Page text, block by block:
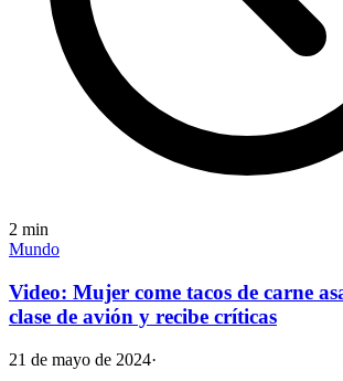
2 min
Mundo
Video: Mujer come tacos de carne
clase de avión y recibe críticas
21 de mayo de 2024·